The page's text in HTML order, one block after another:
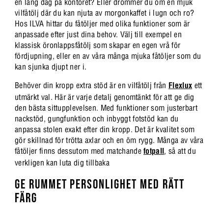
vilfåtölj där du kan njuta av morgonkaffet i lugn och ro?
Hos ILVA hittar du fåtöljer med olika funktioner som är
anpassade efter just dina behov. Välj till exempel en
klassisk öronlappsfåtölj som skapar en egen vrå för
fördjupning, eller en av våra många mjuka fåtöljer som du
kan sjunka djupt ner i.
Behöver din kropp extra stöd är en vilfåtölj från Flexlux ett
utmärkt val. Här är varje detalj genomtänkt för att ge dig
den bästa sittupplevelsen. Med funktioner som justerbart
nackstöd, gungfunktion och inbyggt fotstöd kan du
anpassa stolen exakt efter din kropp. Det är kvalitet som
gör skillnad för trötta axlar och en öm rygg. Många av våra
fåtöljer finns dessutom med matchandefotpall, så att du
verkligen kan luta dig tillbaka
GE RUMMET PERSONLIGHET MED RÄTT
FÄRG